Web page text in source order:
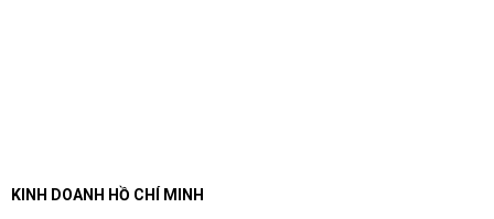
KINH DOANH HỒ CHÍ MINH